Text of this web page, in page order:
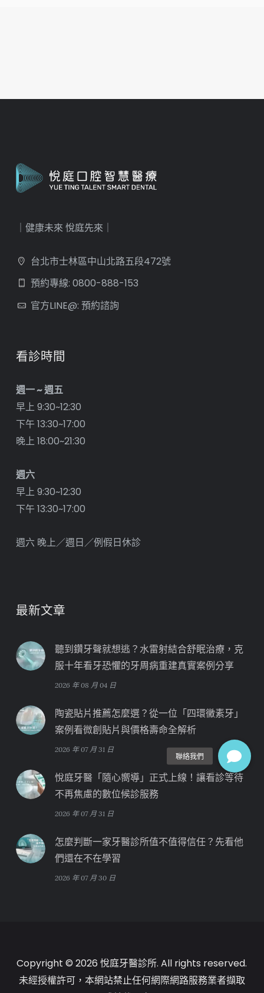
｜健康未來 悅庭先來｜
台北市士林區中山北路五段472號
預約專線: 0800-888-153
官方LINE@: 預約諮詢
看診時間
週一 ~ 週五
早上 9:30~12:30
下午 13:30~17:00
晚上 18:00~21:30
週六
早上 9:30~12:30
下午 13:30~17:00
週六 晚上／週日／例假日休診
最新文章
聽到鑽牙聲就想逃？水雷射結合舒眠治療，克
服十年看牙恐懼的牙周病重建真實案例分享
2026 年 08 月 04 日
陶瓷貼片推薦怎麼選？從一位「四環黴素牙」
案例看微創貼片與價格壽命全解析
2026 年 07 月 31 日
悅庭牙醫「隨心嚮導」正式上線！讓看診等待
不再焦慮的數位候診服務
2026 年 07 月 31 日
怎麼判斷一家牙醫診所值不值得信任？先看他
們還在不在學習
2026 年 07 月 30 日
Copyright © 2026 悅庭牙醫診所. All rights reserved.
未經授權許可，本網站禁止任何網際網路服務業者擷取